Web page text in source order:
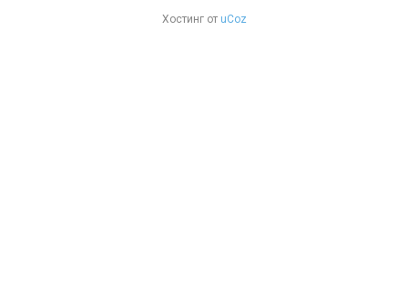
Хостинг от uCoz